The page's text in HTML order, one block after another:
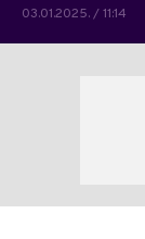
03.01.2025. / 11:14